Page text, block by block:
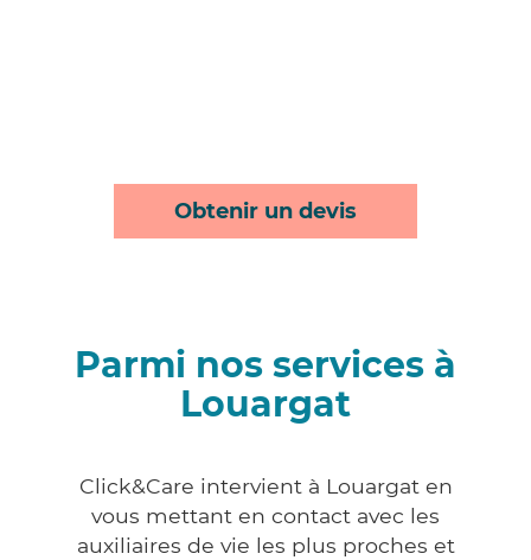
Obtenir un devis
Parmi nos services à
Louargat
Click&Care intervient à Louargat en
vous mettant en contact avec les
auxiliaires de vie les plus proches et